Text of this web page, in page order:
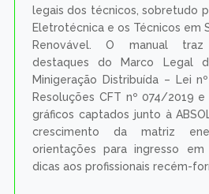
legais dos técnicos, sobretudo
Eletrotécnica e os Técnicos em
Renovável. O manual
destaques do Marco Legal
Minigeração Distribuída – Lei
Resoluções CFT nº 074/2019
gráficos captados junto à
crescimento da matriz
orientações para ingresso
dicas aos profissionais recém-